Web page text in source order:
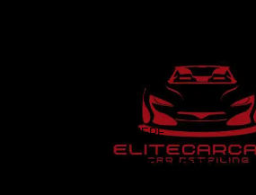
TITLE GOES HERE
CONTACT NOW